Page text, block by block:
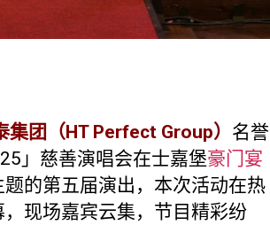
集团（HT Perfect Group） 名誉
」慈善演唱会在士嘉堡豪门宴
的第五届演出，本次活动在热
现场嘉宾云集，节目精彩纷